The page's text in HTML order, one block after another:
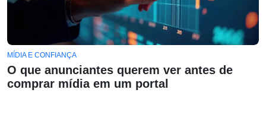
MÍDIA E CONFIANÇA
O que anunciantes querem ver antes de
comprar mídia em um portal